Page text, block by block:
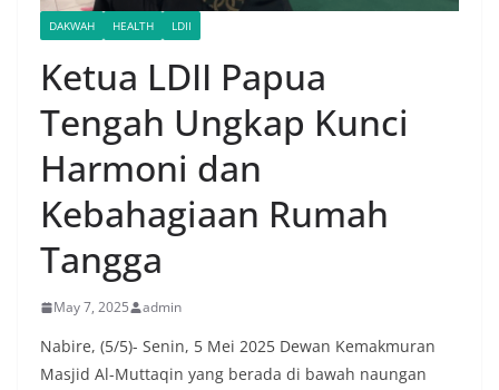
DAKWAH HEALTH LDII
Ketua LDII Papua
Tengah Ungkap Kunci
Harmoni dan
Kebahagiaan Rumah
Tangga
May 7, 2025 admin
Nabire, (5/5)- Senin, 5 Mei 2025 Dewan Kemakmuran
Masjid Al-Muttaqin yang berada di bawah naungan